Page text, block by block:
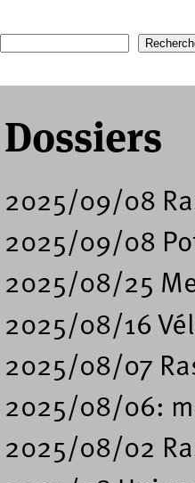
Formulaire de
Dossiers
2025/09/08
2025/09/08
2025/08/25
2025/08/16
2025/08/07
2025/08/06:
2025/08/02